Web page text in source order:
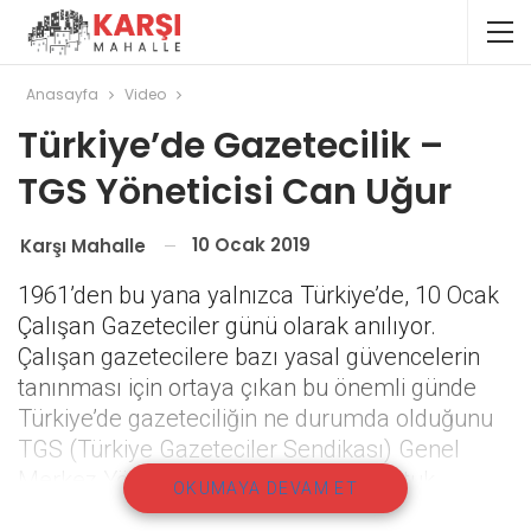
Anasayfa Video
Türkiye’de Gazetecilik –
TGS Yöneticisi Can Uğur
Karşı Mahalle 10 Ocak 2019
1961’den bu yana yalnızca Türkiye’de, 10 Ocak
Çalışan Gazeteciler günü olarak anılıyor.
Çalışan gazetecilere bazı yasal güvencelerin
tanınması için ortaya çıkan bu önemli günde
Türkiye’de gazeteciliğin ne durumda olduğunu
TGS (Türkiye Gazeteciler Sendikası) Genel
Merkez Yöneticisi Can Uğur ile konuştuk.
TGS’nin verilerine göre, bugün Türkiye’de 141
OKUMAYA DEVAM ET